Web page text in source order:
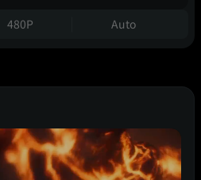
480P Auto